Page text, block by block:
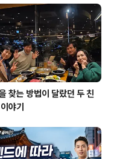
특강도
업직
여 특
찾는 방법이 달랐던 두 친
야기